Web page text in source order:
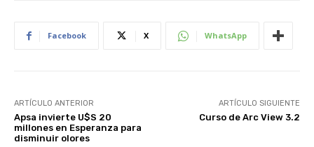
Facebook X WhatsApp
ARTÍCULO ANTERIOR
Apsa invierte U$S 20
millones en Esperanza para
disminuir olores
ARTÍCULO SIGUIENTE
Curso de Arc View 3.2